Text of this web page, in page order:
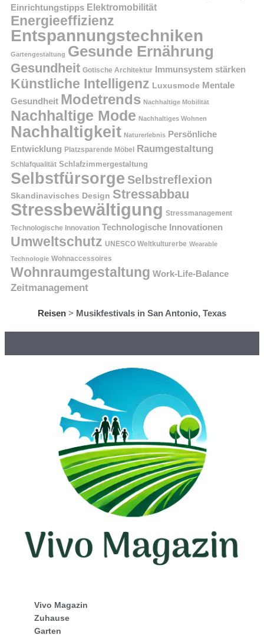
Einrichtungstipps Elektromobilität
Energieeffizienz
Entspannungstechniken
Gartengestaltung Gesunde Ernährung
Gesundheit Gotische Architektur Immunsystem stärken
Künstliche Intelligenz Luxusmode Mentale
Gesundheit Modetrends Nachhaltige Mobilität
Nachhaltige Mode Nachhaltiges Wohnen
Nachhaltigkeit Naturerlebnis Persönliche
Entwicklung Platzsparende Möbel Raumgestaltung
Schlafqualität Schlafzimmergestaltung
Selbstfürsorge Selbstreflexion
Skandinavisches Design Stressabbau
Stressbewältigung Stressmanagement
Technologische Innovation Technologische Innovationen
Umweltschutz UNESCO Weltkulturerbe Wearable
Technologie Wohnaccessoires
Wohnraumgestaltung Work-Life-Balance
Zeitmanagement
Reisen > Musikfestivals in San Antonio, Texas
Vivo Magazin
Zuhause
Garten